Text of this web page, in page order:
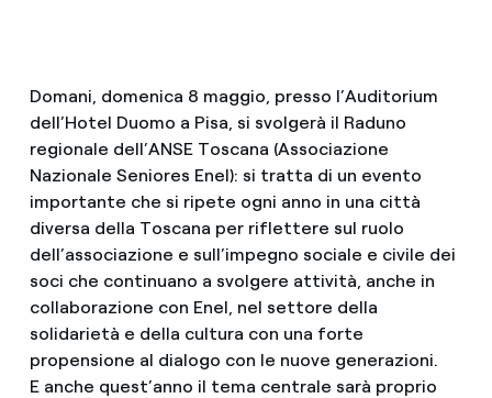
Domani, domenica 8 maggio, presso l’Auditorium
dell’Hotel Duomo a Pisa, si svolgerà il Raduno
regionale dell’ANSE Toscana (Associazione
Nazionale Seniores Enel): si tratta di un evento
importante che si ripete ogni anno in una città
diversa della Toscana per riflettere sul ruolo
dell’associazione e sull’impegno sociale e civile dei
soci che continuano a svolgere attività, anche in
collaborazione con Enel, nel settore della
solidarietà e della cultura con una forte
propensione al dialogo con le nuove generazioni.
E anche quest’anno il tema centrale sarà proprio